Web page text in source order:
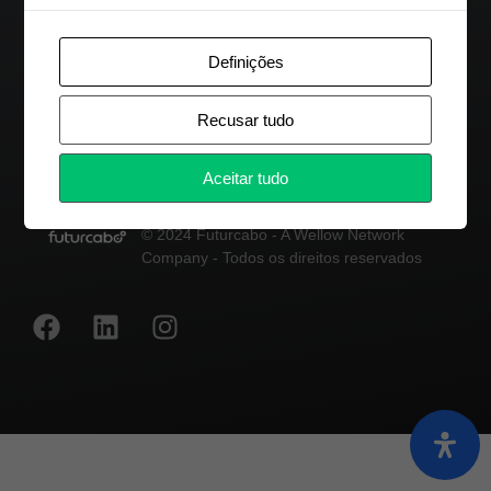
+351 214 222 573
Chamada para a rede fixa nacional
info@futurcabo.pt
© 2024 Futurcabo - A Wellow Network
Company - Todos os direitos reservados
Definições
Recusar tudo
Aceitar tudo